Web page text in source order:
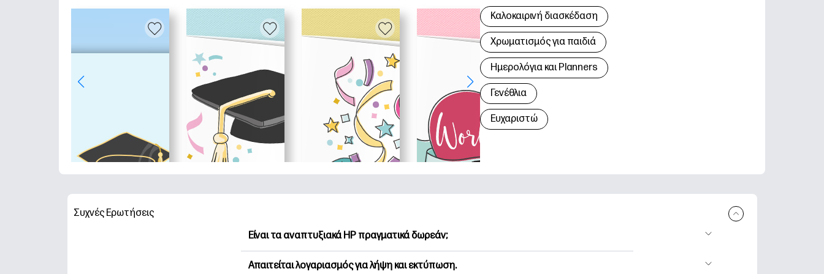
Καλοκαιρινή διασκέδαση
Χρωματισμός για παιδιά
Hμερολόγια και Planners
Γενέθλια
Ευχαριστώ
Συχνές Ερωτήσεις
Είναι τα αναπτυξιακά HP πραγματικά δωρεάν;
Η HP Printables προσφέρει 2,500+ δωρεάν εκτυπώσιμα για λήψη και εκτύπωση.
Απαιτείται λογαριασμός για λήψη και εκτύπωση.